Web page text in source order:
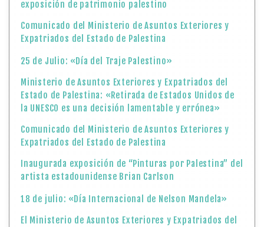
exposición de patrimonio palestino
Comunicado del Ministerio de Asuntos Exteriores y
Expatriados del Estado de Palestina
25 de Julio: «Día del Traje Palestino»
Ministerio de Asuntos Exteriores y Expatriados del
Estado de Palestina: «Retirada de Estados Unidos de
la UNESCO es una decisión lamentable y errónea»
Comunicado del Ministerio de Asuntos Exteriores y
Expatriados del Estado de Palestina
Inaugurada exposición de “Pinturas por Palestina” del
artista estadounidense Brian Carlson
18 de julio: «Día Internacional de Nelson Mandela»
El Ministerio de Asuntos Exteriores y Expatriados del